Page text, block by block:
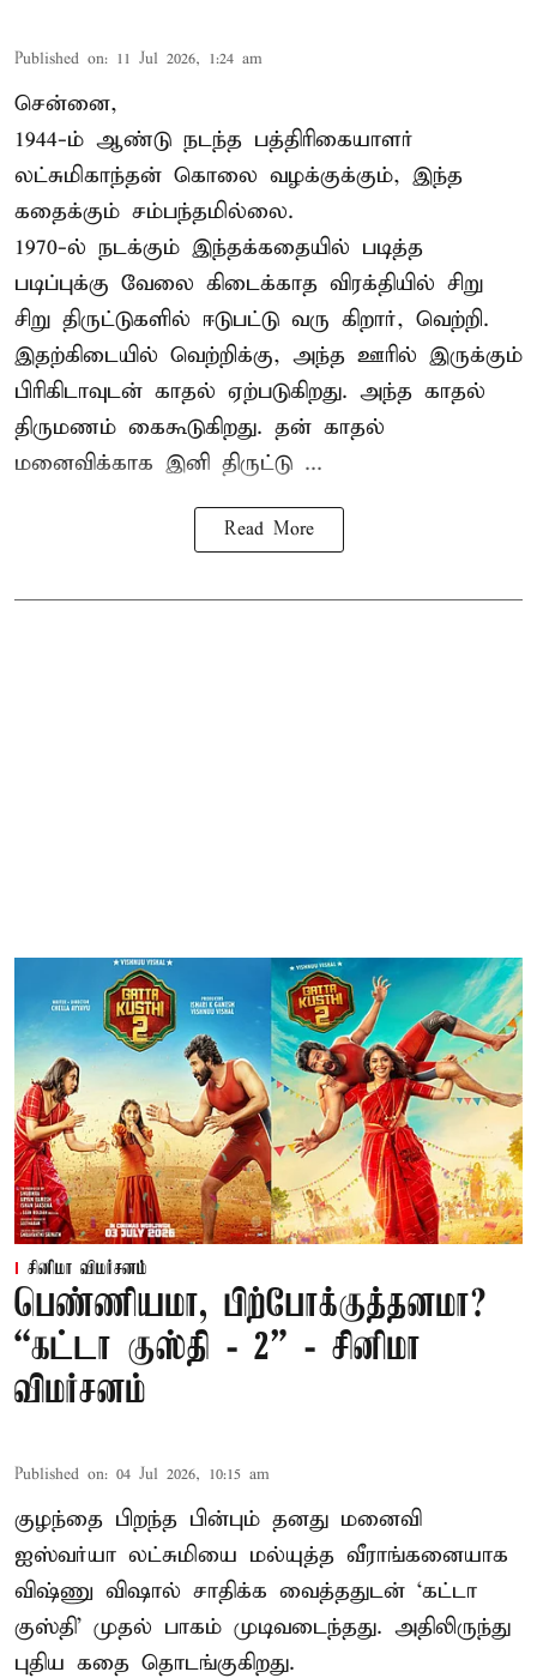
Published on: 11 Jul 2026, 1:24 am
சென்னை,
1944-ம் ஆண்டு நடந்த பத்திரிகையாளர்
லட்சுமிகாந்தன் கொலை வழக்குக்கும், இந்த
கதைக்கும் சம்பந்தமில்லை.
1970-ல் நடக்கும் இந்தக்கதையில் படித்த
படிப்புக்கு வேலை கிடைக்காத விரக்தியில் சிறு
சிறு திருட்டுகளில் ஈடுபட்டு வரு கிறார், வெற்றி.
இதற்கிடையில் வெற்றிக்கு, அந்த ஊரில் இருக்கும்
பிரிகிடாவுடன் காதல் ஏற்படுகிறது. அந்த காதல்
திருமணம் கைகூடுகிறது. தன் காதல்
மனைவிக்காக இனி திருட்டு ...
Read More
சினிமா விமர்சனம்
பெண்ணியமா, பிற்போக்குத்தனமா?
“கட்டா குஸ்தி - 2” - சினிமா
விமர்சனம்
Published on: 04 Jul 2026, 10:15 am
குழந்தை பிறந்த பின்பும் தனது மனைவி
ஐஸ்வர்யா லட்சுமியை மல்யுத்த வீராங்கனையாக
விஷ்ணு விஷால் சாதிக்க வைத்ததுடன் ‘கட்டா
குஸ்தி’ முதல் பாகம் முடிவடைந்தது. அதிலிருந்து
புதிய கதை தொடங்குகிறது.